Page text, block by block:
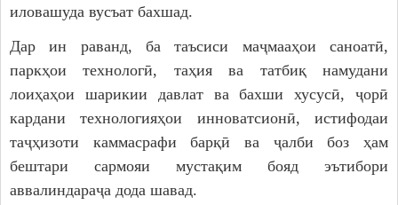
иловашуда вусъат бахшад.
Дар ин раванд, ба таъсиси маҷмааҳои саноатӣ,
паркҳои технологӣ, таҳия ва татбиқ намудани
лоиҳаҳои шарикии давлат ва бахши хусусӣ, ҷорӣ
кардани технологияҳои инноватсионӣ, истифодаи
таҷҳизоти каммасрафи барқӣ ва ҷалби боз ҳам
бештари сармояи мустақим бояд эътибори
аввалиндараҷа дода шавад.